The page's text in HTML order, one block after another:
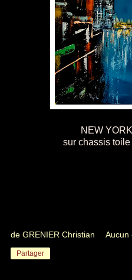
NEW
sur chassis
de GRENIER Christian Aucun
Partager